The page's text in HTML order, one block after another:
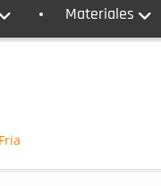
Materiales